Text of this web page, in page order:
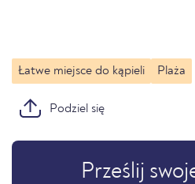
Łatwe miejsce do kąpieli Plaża
Podziel się
Prześlij